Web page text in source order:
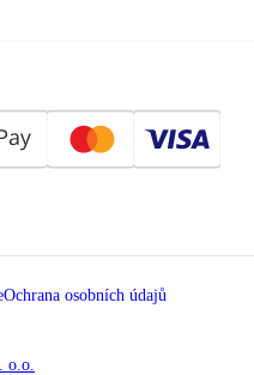
Ochrana osobních údajů
o.o.